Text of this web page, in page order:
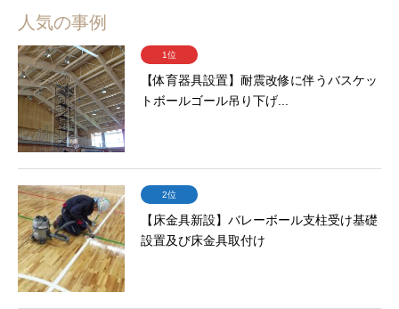
人気の事例
1位
【体育器具設置】耐震改修に伴うバスケッ
トボールゴール吊り下げ...
2位
【床金具新設】バレーボール支柱受け基礎
設置及び床金具取付け